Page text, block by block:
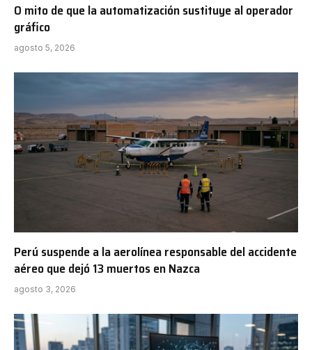
O mito de que la automatización sustituye al operador
gráfico
agosto 5, 2026
Perú suspende a la aerolínea responsable del accidente
aéreo que dejó 13 muertos en Nazca
agosto 3, 2026